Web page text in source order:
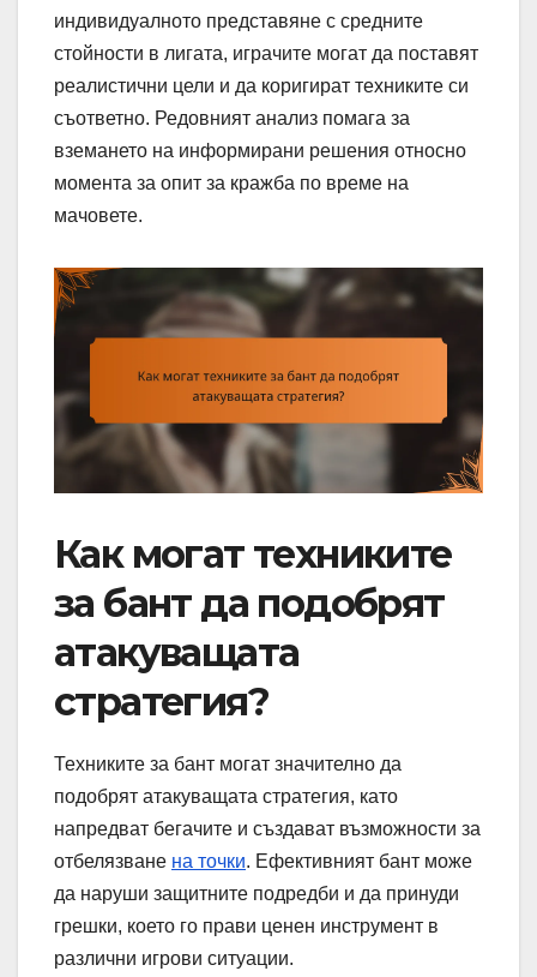
индивидуалното представяне с средните
стойности в лигата, играчите могат да поставят
реалистични цели и да коригират техниките си
съответно. Редовният анализ помага за
вземането на информирани решения относно
момента за опит за кражба по време на
мачовете.
Как могат техниките
за бант да подобрят
атакуващата
стратегия?
Техниките за бант могат значително да
подобрят атакуващата стратегия, като
напредват бегачите и създават възможности за
отбелязване на точки. Ефективният бант може
да наруши защитните подредби и да принуди
грешки, което го прави ценен инструмент в
различни игрови ситуации.